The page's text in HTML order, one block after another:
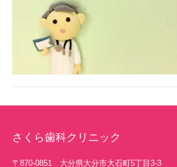
さくら歯科クリニック
〒870-0851 大分県大分市大石町5丁目3-3